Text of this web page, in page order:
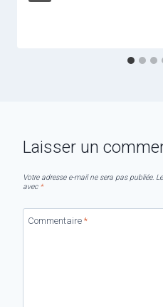
Laisser un
Votre adresse e-mail ne sera pas publiée.
avec *
Commentaire *